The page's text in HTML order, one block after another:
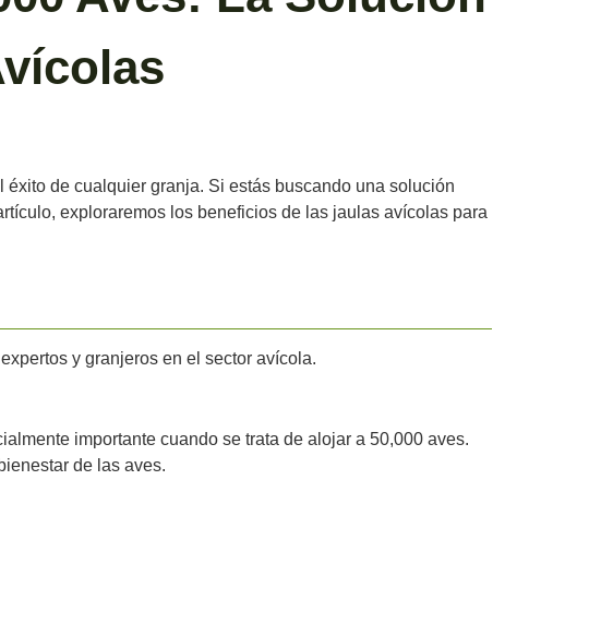
de cualquier granja. Si estás buscando una solución
exploraremos los beneficios de las jaulas avícolas para
y granjeros en el sector avícola.
importante cuando se trata de alojar a 50,000 aves.
de las aves.